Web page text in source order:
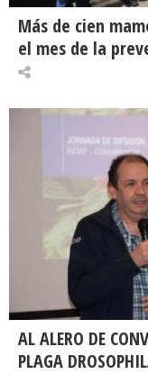
Más de cien
el mes de la
AL ALERO DE
PLAGA